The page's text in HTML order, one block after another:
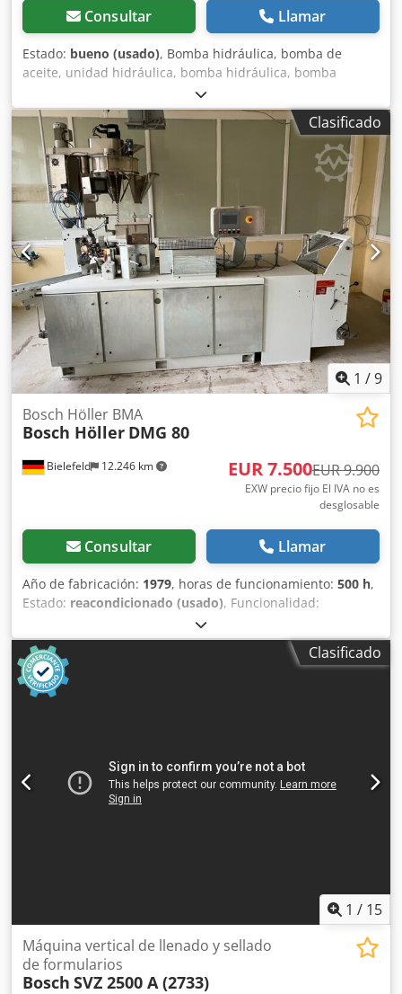
Consultar Llamar
Estado: bueno (usado), Bomba hidráulica, bomba de
aceite, unidad hidráulica, bomba hidráulica, bomba
hidráulica, motor eléctrico, motor de corriente continua,
motor de tracción, motor de transmisión. -Fabricante:
Bosch, bomba hidráulica -Tipo: brida/eje: ver foto,
cuadrado de 8 x 17 mm -Cantidad: 4 bombas disponibles -
Precio: por unidad Dodpfx Ansvwi Nqotsck -Dimensiones:
87/84/H100 mm -Peso: 1,9 kg
Clasificado
1 /9
Bielefeld 12.246 km
Bosch Höller BMA
Bosch Höller DMG 80
EUR 7.500EUR 9.900
EXW precio fijo El IVA no es
desglosable
Consultar Llamar
Año de fabricación: 1979, horas de funcionamiento: 500 h,
Estado: reacondicionado (usado), Funcionalidad:
, número de máquina/vehículo:
Máquina robusta y fiable Höller Bosch BMA para sellado
de bolsas de cuatro lados. Rendimiento de 10 a 40 bolsas
por minuto. Dcjdpfx Aoizag Tsntjk Revisión completa en
2022, que incluye una electrónica totalmente nueva y la
Clasificado
1 / 15
Máquina vertical de llenado y sellado
de formularios
Bosch SVZ 2500 A (2733)